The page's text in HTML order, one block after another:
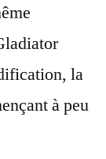
la
à peu